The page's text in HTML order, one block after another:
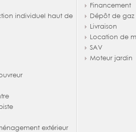
individuel haut de
extérieur
Financement
Dépôt de gaz
Livraison
Location de
SAV
Moteur jardin